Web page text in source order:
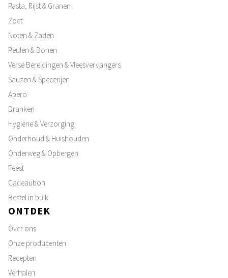
Pasta, Rijst & Granen
Zoet
Noten & Zaden
Peulen & Bonen
Verse Bereidingen & Vleesvervangers
Sauzen & Specerijen
Apero
Dranken
Hygiëne & Verzorging
Onderhoud & Huishouden
Onderweg & Opbergen
Feest
Cadeaubon
Bestel in bulk
ONTDEK
Over ons
Onze producenten
Recepten
Verhalen